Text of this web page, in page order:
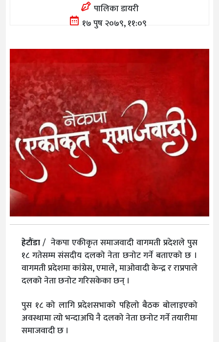
पालिका डायरी
१७ पुष २०७९, ११:०९
हेटौंडा/ नेकपा एकीकृत समाजवादी वागमती प्रदेशले पुस
१८ गतेसम्म संसदीय दलको नेता छनोट गर्ने बताएको छ ।
वागमती प्रदेशमा कांग्रेस, एमाले, माओवादी केन्द्र र राप्रपाले
दलको नेता छनोट गरिसकेका छन् ।
पुस १८ को लागि प्रदेशसभाको पहिलो बैठक बोलाइएको
अवस्थामा त्यो भन्दाअघि नै दलको नेता छनोट गर्ने तयारीमा
समाजवादी छ ।